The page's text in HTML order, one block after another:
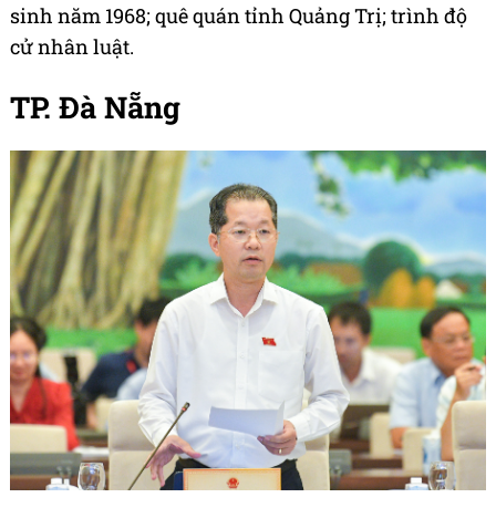
sinh năm 1968; quê quán tỉnh Quảng Trị; trình độ
cử nhân luật.
TP. Đà Nẵng